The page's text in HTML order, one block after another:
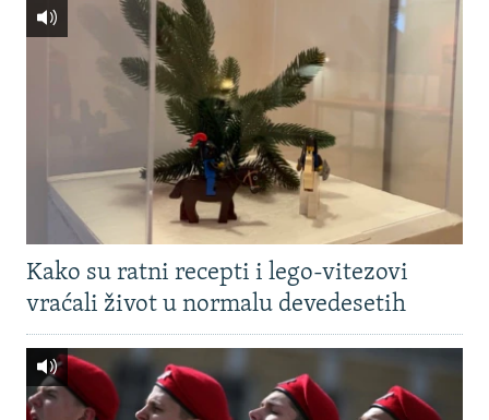
Kako su ratni recepti i lego-vitezovi
vraćali život u normalu devedesetih